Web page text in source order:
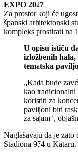
EXPO 2027
Za prostor koji će
španski arhitektonski
kompleks prostirati na
U opisu ističu
izložbenih
tematska
„Kada bude
kao tradicionalni
koristiti za
paviljoni biti
za sajam“,
Naglašavaju da je
Stadiona 974 u Kataru.